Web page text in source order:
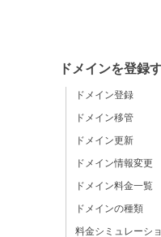
ドメインを登録
ドメイン登録
ドメイン移管
ドメイン更新
ドメイン情報変更
ドメイン料金一覧
ドメインの種類
料金シミュレーシ